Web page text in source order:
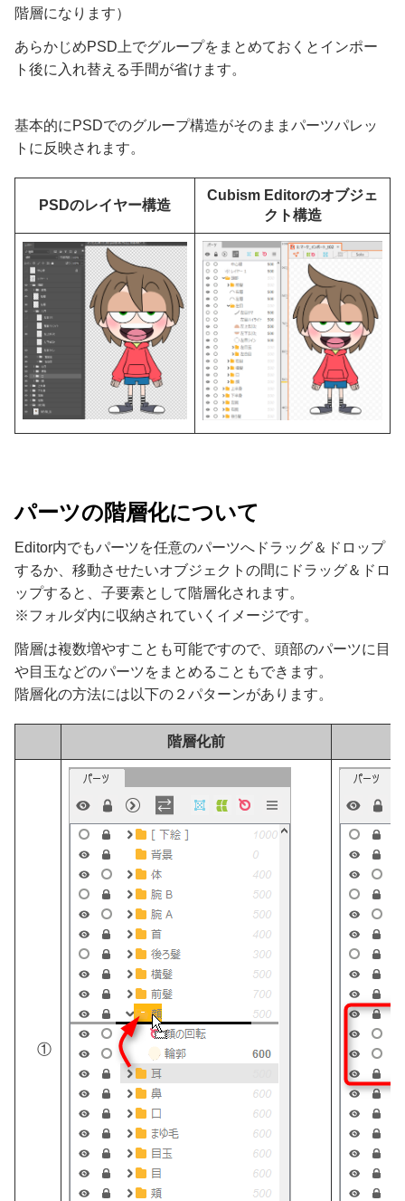
階層になります）
あらかじめPSD上でグループをまとめておくとインポー
ト後に入れ替える手間が省けます。
基本的にPSDでのグループ構造がそのままパーツパレッ
トに反映されます。
PSDのレイヤー構造
Cubism Editorのオブジェ
クト構造
パーツの階層化について
Editor内でもパーツを任意のパーツへドラッグ＆ドロップ
するか、移動させたいオブジェクトの間にドラッグ＆ドロ
ップすると、子要素として階層化されます。
※フォルダ内に収納されていくイメージです。
階層は複数増やすことも可能ですので、頭部のパーツに目
や目玉などのパーツをまとめることもできます。
階層化の方法には以下の２パターンがあります。
階層化前
①